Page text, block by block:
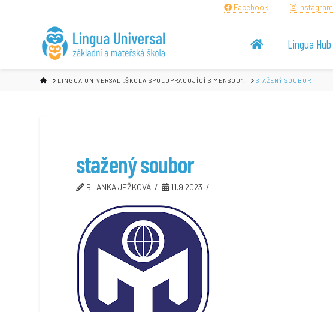
Facebook Instagram
Lingua Hub
HOMELINGUA UNIVERSAL „ŠKOLA SPOLUPRACUJÍCÍ S MENSOU“. STAŽENÝ SOUBOR
stažený soubor
BLANKA JEŽKOVÁ 11.9.2023